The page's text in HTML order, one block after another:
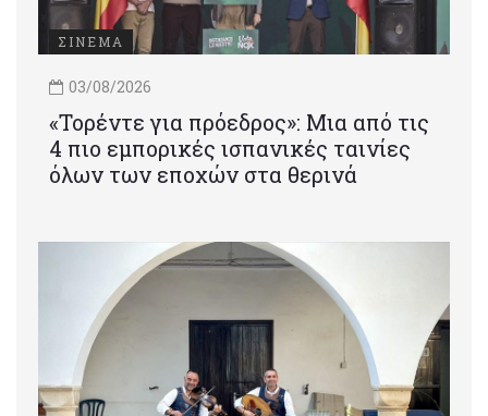
ΣΙΝΕΜΑ
03/08/2026
«Τορέντε για πρόεδρος»: Mια από τις
4 πιο εμπορικές ισπανικές ταινίες
όλων των εποχών στα θερινά